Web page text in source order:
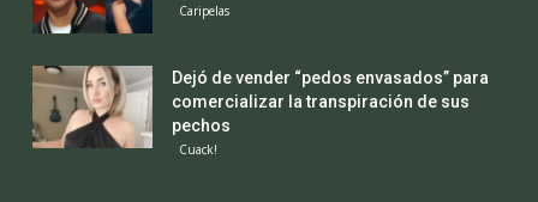
Caripelas
Dejó de vender “pedos envasados” para
comercializar la transpiración de sus
pechos
Cuack!